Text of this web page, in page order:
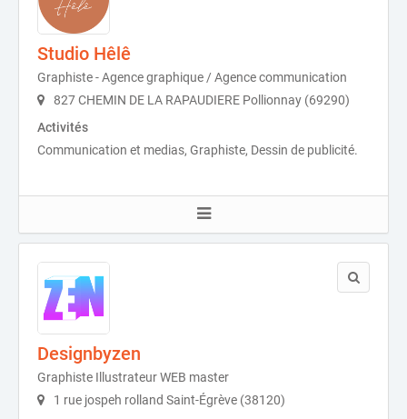
Studio Hêlê
Graphiste - Agence graphique / Agence communication
827 CHEMIN DE LA RAPAUDIERE Pollionnay (69290)
Activités
Communication et medias, Graphiste, Dessin de publicité.
Designbyzen
Graphiste Illustrateur WEB master
1 rue jospeh rolland Saint-Égrève (38120)